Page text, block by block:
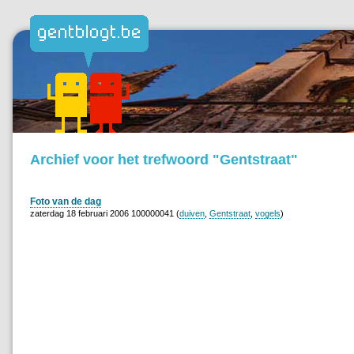
Archief voor het trefwoord "Gentstraat"
Foto van de dag
zaterdag 18 februari 2006 100000041 (duiven Gentstraat vogels)